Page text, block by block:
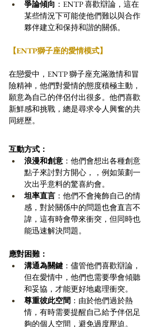
爭論傾向 ：ENTP 喜歡辯論，這在
某些情況下可能使他們難以與合作
夥伴建立和保持和諧的關係。
【ENTP獅子座的愛情模式】
在戀愛中，ENTP 獅子座充滿激情和冒
險精神，他們對愛情的態度積極主動，
願意為自己的伴侶付出很多。他們喜歡
新鮮感和挑戰，總是尋求令人興奮的共
同經歷。
互動方式：
浪漫和創意 ：他們會想出各種創意
點子來討對方開心，，例如策劃一
次出乎意料的驚喜約會。
坦率直言 ：他們不會掩飾自己的情
感，對於關係中的問題也會直言不
諱，這有時會帶來衝突，但同時也
能迅速解決問題。
應對困難：
溝通為關鍵 ：儘管他們喜歡辯論，
但在愛情中，他們也需要學會傾聽
和妥協，才能更好地處理衝突。
尊重彼此空間 ：由於他們過於熱
情，有時需要提醒自己給予伴侶足
夠的個人空間，避免過度壓迫。